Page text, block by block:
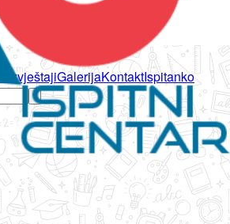
IzvještajiGalerijaKontaktIspitanko